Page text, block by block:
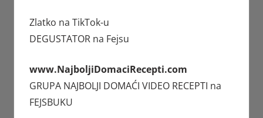
Zlatko na TikTok-u
DEGUSTATORna Fejsu
www.NajboljiDomaciRecepti.com
GRUPA NAJBOLJI DOMAĆI VIDEO RECEPTI na
FEJSBUKU